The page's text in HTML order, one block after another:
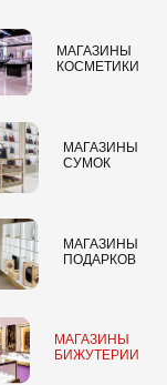
МАГАЗИНЫ
КОСМЕТИКИ
МАГАЗИНЫ
СУМОК
МАГАЗИНЫ
ПОДАРКОВ
МАГАЗИНЫ
БИЖУТЕРИИ